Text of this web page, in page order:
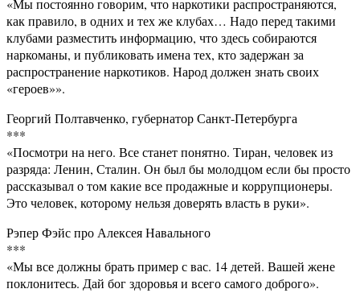
«Мы постоянно говорим, что наркотики распространяются,
как правило, в одних и тех же клубах… Надо перед такими
клубами разместить информацию, что здесь собираются
наркоманы, и публиковать имена тех, кто задержан за
распространение наркотиков. Народ должен знать своих
«героев»».
Георгий Полтавченко, губернатор Санкт-Петербурга
***
«Посмотри на него. Все станет понятно. Тиран, человек из
разряда: Ленин, Сталин. Он был бы молодцом если бы просто
рассказывал о том какие все продажные и коррупционеры.
Это человек, которому нельзя доверять власть в руки».
Рэпер Фэйс про Алексея Навального
***
«Мы все должны брать пример с вас. 14 детей. Вашей жене
поклонитесь. Дай бог здоровья и всего самого доброго».